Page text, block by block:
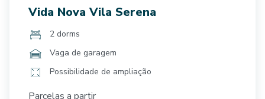
Vida Nova Vila Serena
2 dorms
Vaga de garagem
Possibilidade de ampliação
Parcelas a partir